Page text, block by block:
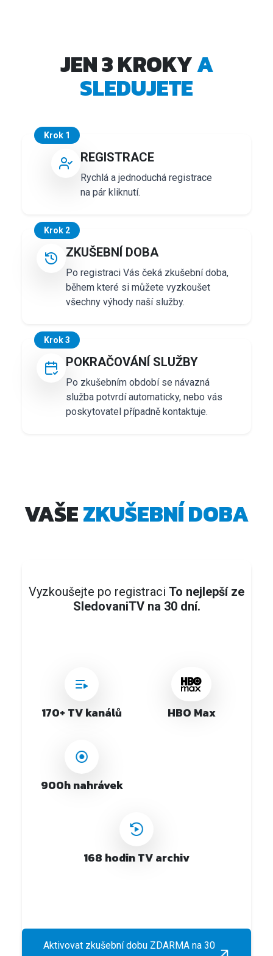
JEN 3 KROKYA
SLEDUJETE
Krok 1
REGISTRACE
Rychlá a jednoduchá registrace
na pár kliknutí.
Krok 2
ZKUŠEBNÍ DOBA
Po registraci Vás čeká zkušební doba,
během které si můžete vyzkoušet
všechny výhody naší služby.
Krok 3
POKRAČOVÁNÍ SLUŽBY
Po zkušebním období se návazná
služba potvrdí automaticky, nebo vás
poskytovatel případně kontaktuje.
VAŠEZKUŠEBNÍ DOBA
Vyzkoušejte po registraci To nejlepší ze
SledovaniTV na 30 dní.
170+ TV kanálů HBO Max
900h nahrávek
168 hodin TV archiv
Aktivovat zkušební dobu ZDARMA na 30